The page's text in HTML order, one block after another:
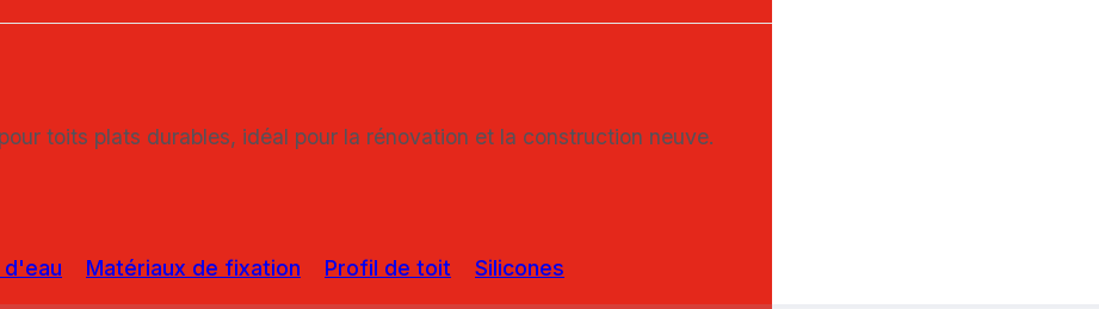
d'eau Matériaux de fixation Profil de toit Silicones
toits plats durables, idéal pour la rénovation et la construction neuve.